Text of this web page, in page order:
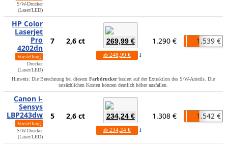
S/W-Drucker
(Laser/LED)
HP Color
Laserjet
Pro
4202dn
Vorstellung
Drucker
(Laser/LED)
7 2,6 ct 269,99 €
ab 248,99 € 1
1.290 € 1.539 €
Hinweis: Die Berechnung bei diesem Farbdruckerbasiert auf der Extraktion des S/W-Anteils. Die
tatsächlichen Kosten können deutlich höher ausfallen.
Canon i-
Sensys
LBP243dw
Vorstellung
S/W-Drucker
(Laser/LED)
5 2,6 ct 234,24 €
ab 234,24 € 1
1.308 € 1.542 €